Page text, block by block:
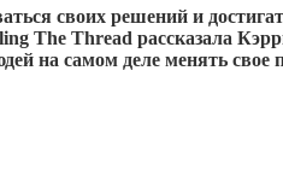
своих решений и
The Thread рассказала
на самом деле менять свое